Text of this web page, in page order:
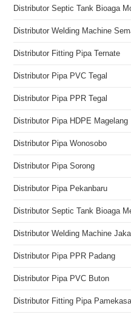
Distributor Septic Tank Bioaga
Distributor Welding Machine
Distributor Fitting Pipa Ternate
Distributor Pipa PVC Tegal
Distributor Pipa PPR Tegal
Distributor Pipa HDPE Magelang
Distributor Pipa Wonosobo
Distributor Pipa Sorong
Distributor Pipa Pekanbaru
Distributor Septic Tank Bioaga
Distributor Welding Machine
Distributor Pipa PPR Padang
Distributor Pipa PVC Buton
Distributor Fitting Pipa